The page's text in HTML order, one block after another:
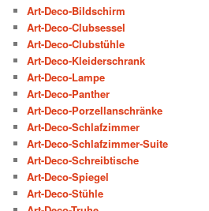
Art-Deco-Bildschirm
Art-Deco-Clubsessel
Art-Deco-Clubstühle
Art-Deco-Kleiderschrank
Art-Deco-Lampe
Art-Deco-Panther
Art-Deco-Porzellanschränke
Art-Deco-Schlafzimmer
Art-Deco-Schlafzimmer-Suite
Art-Deco-Schreibtische
Art-Deco-Spiegel
Art-Deco-Stühle